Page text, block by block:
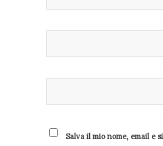
Salva il mio nome, email e